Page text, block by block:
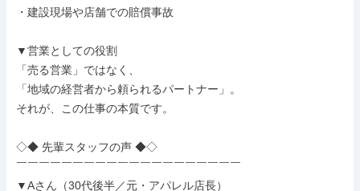
・建設現場や店舗での賠償事故
▼営業としての役割
「売る営業」ではなく、
「地域の経営者から頼られるパートナー」。
それが、この仕事の本質です。
◇◆ 先輩スタッフの声 ◆◇
￣￣￣￣￣￣￣￣￣￣￣￣￣￣￣￣￣￣￣￣
▼Aさん（30代後半／元・アパレル店長）